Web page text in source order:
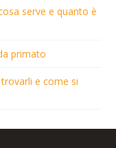
serve e quanto è
primato
e come si